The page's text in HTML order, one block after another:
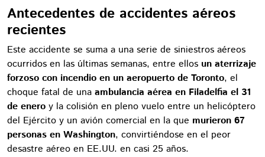
Antecedentes de accidentes aéreos
recientes
Este accidente se suma a una serie de siniestros aéreos
ocurridos en las últimas semanas, entre ellos un aterrizaje
forzoso con incendio en un aeropuerto de Toronto, el
choque fatal de una ambulancia aérea en Filadelfia el 31
de enero y la colisión en pleno vuelo entre un helicóptero
del Ejército y un avión comercial en la que murieron 67
personas en Washington, convirtiéndose en el peor
desastre aéreo en EE.UU. en casi 25 años.